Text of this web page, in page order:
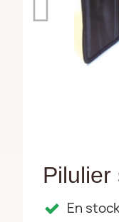
Pilulier
En stock